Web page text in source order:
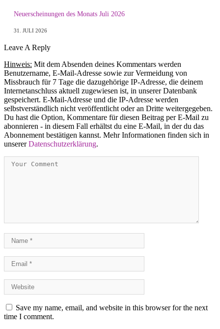
Neuerscheinungen des Monats Juli 2026
31. JULI 2026
Leave A Reply
Hinweis: Mit dem Absenden deines Kommentars werden
Benutzername, E-Mail-Adresse sowie zur Vermeidung von
Missbrauch für 7 Tage die dazugehörige IP-Adresse, die deinem
Internetanschluss aktuell zugewiesen ist, in unserer Datenbank
gespeichert. E-Mail-Adresse und die IP-Adresse werden
selbstverständlich nicht veröffentlicht oder an Dritte weitergegeben.
Du hast die Option, Kommentare für diesen Beitrag per E-Mail zu
abonnieren - in diesem Fall erhältst du eine E-Mail, in der du das
Abonnement bestätigen kannst. Mehr Informationen finden sich in
unsererDatenschutzerklärung.
Save my name, email, and website in this browser for the next
time I comment.